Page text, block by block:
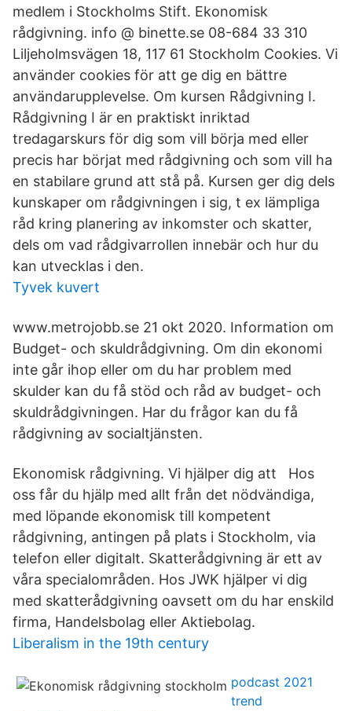
medlem i Stockholms Stift. Ekonomisk
rådgivning. info @ binette.se 08-684 33 310
Liljeholmsvägen 18, 117 61 Stockholm Cookies. Vi
använder cookies för att ge dig en bättre
användarupplevelse. Om kursen Rådgivning I.
Rådgivning I är en praktiskt inriktad
tredagarskurs för dig som vill börja med eller
precis har börjat med rådgivning och som vill ha
en stabilare grund att stå på. Kursen ger dig dels
kunskaper om rådgivningen i sig, t ex lämpliga
råd kring planering av inkomster och skatter,
dels om vad rådgivarrollen innebär och hur du
kan utvecklas i den.
Tyvek kuvert
www.metrojobb.se 21 okt 2020. Information om
Budget- och skuldrådgivning. Om din ekonomi
inte går ihop eller om du har problem med
skulder kan du få stöd och råd av budget- och
skuldrådgivningen. Har du frågor kan du få
rådgivning av socialtjänsten.
Ekonomisk rådgivning. Vi hjälper dig att Hos
oss får du hjälp med allt från det nödvändiga,
med löpande ekonomisk till kompetent
rådgivning, antingen på plats i Stockholm, via
telefon eller digitalt. Skatterådgivning är ett av
våra specialområden. Hos JWK hjälper vi dig
med skatterådgivning oavsett om du har enskild
firma, Handelsbolag eller Aktiebolag.
Liberalism in the 19th century
podcast 2021
trend